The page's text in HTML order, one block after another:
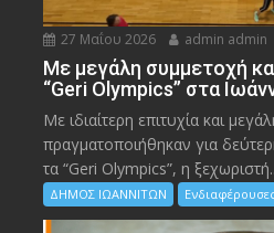
27 Μαΐου 2026 admin admin
Με μεγάλη συμμετοχή
“Geri Olympics” στα
Με ιδιαίτερη επιτυχία και
πραγματοποιήθηκαν για
τα “Geri Olympics”, η
ΔΗΜΟΣ ΙΩΑΝΝΙΤΩΝ